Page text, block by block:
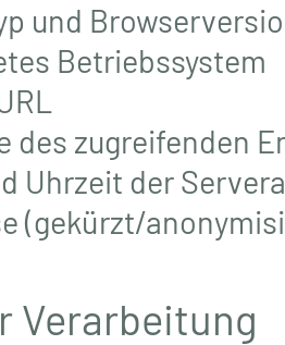
und
Betriebssystem
des zugreifenden
Uhrzeit der
(gekürzt/
Verarbeitung